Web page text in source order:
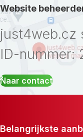
Website
just4web.cz
ID-nummer:
Naar contact
Belangrijkste